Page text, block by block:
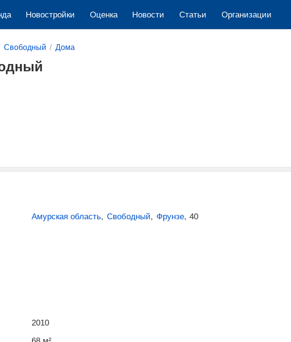
Новостройки Оценка Новости Cтатьи Организации
Свободный Дома
Амурская область, Свободный, Фрунзе, 40
2010